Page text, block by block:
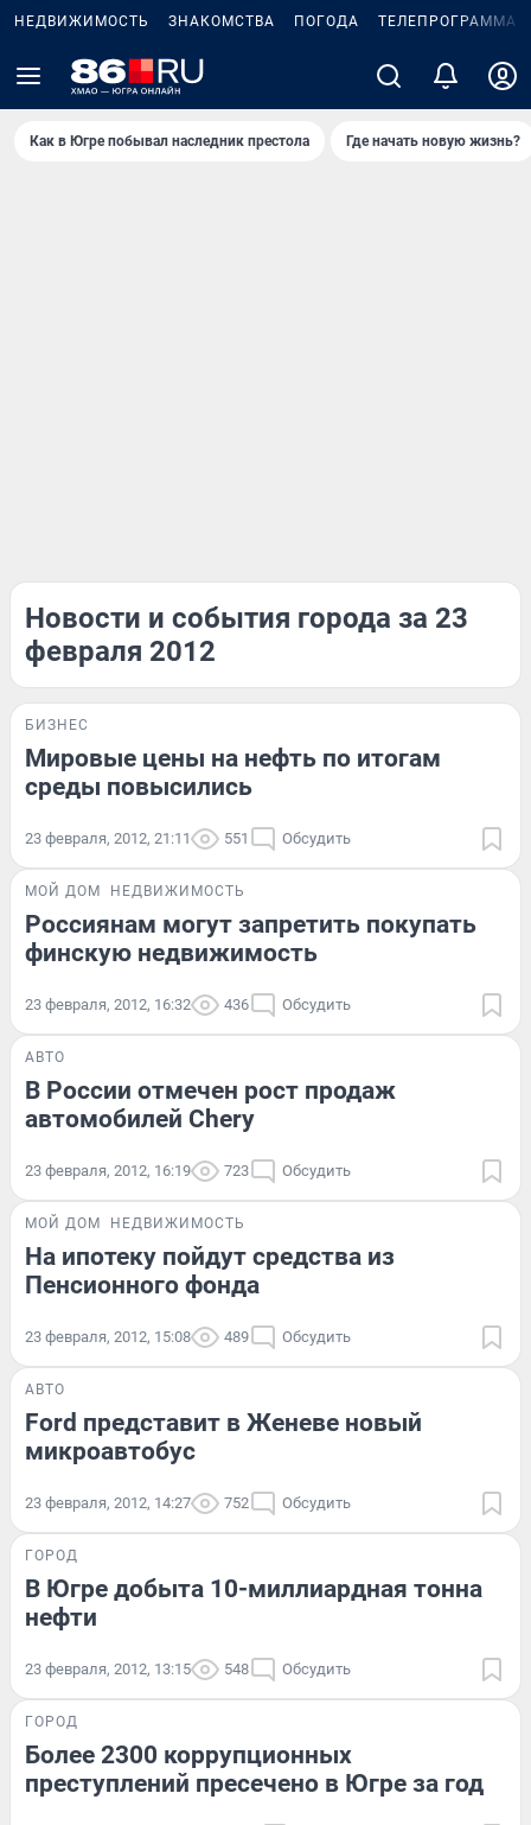
НЕДВИЖИМОСТЬ ЗНАКОМСТВА ПОГОДА ТЕЛЕПРОГРАММА
Как в Югре побывал наследник престола Где начать новую жизнь?
Новости и события города за 23
февраля 2012
БИЗНЕС
Мировые цены на нефть по итогам
среды повысились
23 февраля, 2012, 21:11 551 Обсудить
МОЙ ДОМ НЕДВИЖИМОСТЬ
Россиянам могут запретить покупать
финскую недвижимость
23 февраля, 2012, 16:32 436 Обсудить
АВТО
В России отмечен рост продаж
автомобилей Chery
23 февраля, 2012, 16:19 723 Обсудить
МОЙ ДОМ НЕДВИЖИМОСТЬ
На ипотеку пойдут средства из
Пенсионного фонда
23 февраля, 2012, 15:08 489 Обсудить
АВТО
Ford представит в Женеве новый
микроавтобус
23 февраля, 2012, 14:27 752 Обсудить
ГОРОД
В Югре добыта 10-миллиардная тонна
нефти
23 февраля, 2012, 13:15 548 Обсудить
ГОРОД
Более 2300 коррупционных
преступлений пресечено в Югре за год